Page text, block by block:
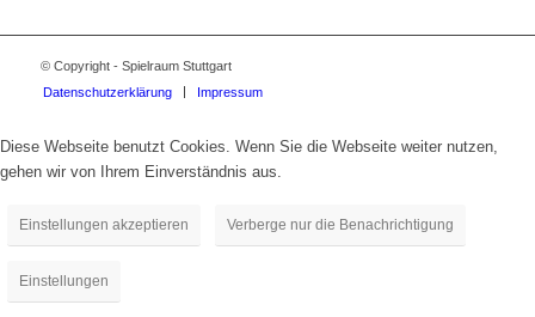
© Copyright - Spielraum Stuttgart
Datenschutzerklärung
Impressum
Diese Webseite benutzt Cookies. Wenn Sie die Webseite weiter nutzen,
gehen wir von Ihrem Einverständnis aus.
Einstellungen akzeptieren Verberge nur die Benachrichtigung
Einstellungen